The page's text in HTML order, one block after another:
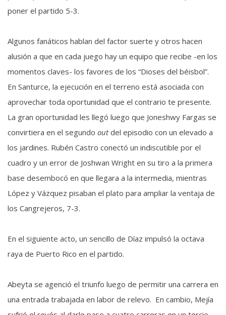
poner el partido 5-3.
Algunos fanáticos hablan del factor suerte y otros hacen
alusión a que en cada juego hay un equipo que recibe -en los
momentos claves- los favores de los “Dioses del béisbol”.
En Santurce, la ejecución en el terreno está asociada con
aprovechar toda oportunidad que el contrario te presente.
La gran oportunidad les llegó luego que Joneshwy Fargas se
convirtiera en el segundo outdel episodio con un elevado a
los jardines. Rubén Castro conectó un indiscutible por el
cuadro y un error de Joshwan Wright en su tiro a la primera
base desembocó en que llegara a la intermedia, mientras
López y Vázquez pisaban el plato para ampliar la ventaja de
los Cangrejeros, 7-3.
En el siguiente acto, un sencillo de Díaz impulsó la octava
raya de Puerto Rico en el partido.
Abeyta se agenció el triunfo luego de permitir una carrera en
una entrada trabajada en labor de relevo. En cambio, Mejía